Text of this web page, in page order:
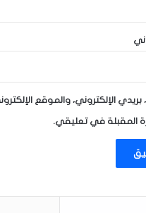
الإلكتروني، والموقع
المقبلة في تعليقي.